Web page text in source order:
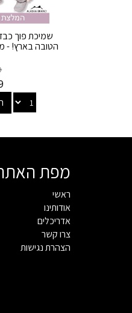
הטובה בארץ! -
מפת
ראשי
אודותינו
אדריכלים
צרו קשר
הצהרת נגישות